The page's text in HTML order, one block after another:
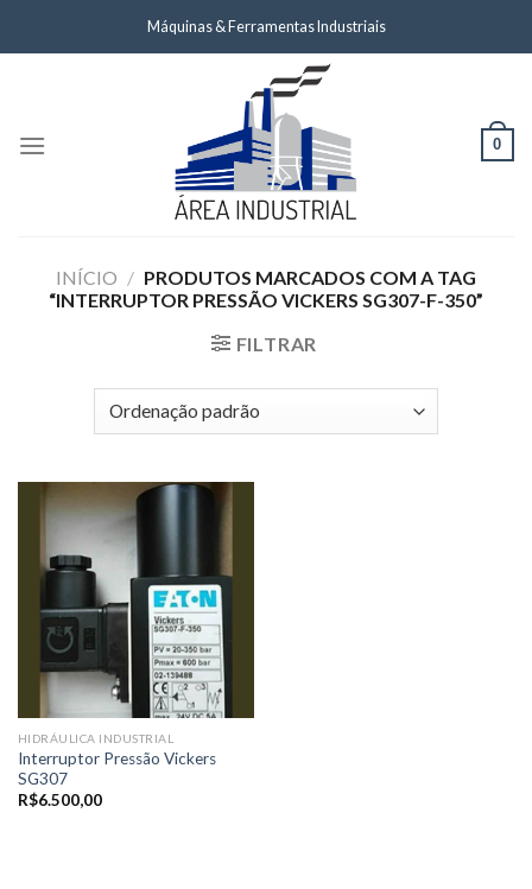
Máquinas & Ferramentas Industriais
0
INÍCIO / PRODUTOS MARCADOS COM A TAG
“INTERRUPTOR PRESSÃO VICKERS SG307-F-350”
FILTRAR
HIDRÁULICA INDUSTRIAL
Interruptor Pressão Vickers
SG307
R$6.500,00